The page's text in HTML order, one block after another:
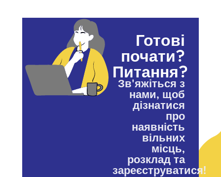
Готові
почати?
Питання?
Зв'яжіться з
нами, щоб
дізнатися
про
наявність
вільних
місць,
розклад та
зареєструватися!